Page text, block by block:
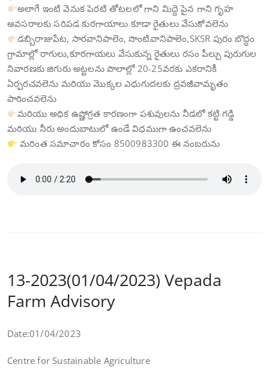
అలాగే ఇంటి వెనుక పెరటి తోటలలో గాని మిద్దె పైన గాని గృహ
అవసరాలకు సరిపడ కురగాయాలు కూడా రైతులు వేసుకోవలెను
డబ్బిరాజుపేట, సారవానిపాలెం, సొంటివానిపాలెం,SKSR పురం బొద్ధం
గ్రామాల్లో రాగులు,కూరగాయలు వేసుకున్న రైతులు రసం పీల్చు పురుగుల
నివారణకు జిగురు అట్టలను పొలాల్లో 20-25వరకు ఎకరానికీ
ఏర్పరచవలెను మరియు మొక్కల ఎధుగుదలకు ద్రవజీవామృతం
పారించవలెను
మరియు అధిక ఉష్ణోగ్రత కారణంగా పశువులను నీడలో కట్టి గడ్డి
మరియు నీరు అందుబాటులో ఉండే విధముగా ఉంచవలెను
మరింత సమాచారం కోసం 8500983300 ఈ నంబరును
13-2023(01/04/2023) Vepada
Farm Advisory
Date:01/04/2023
Centre for Sustainable Agriculture